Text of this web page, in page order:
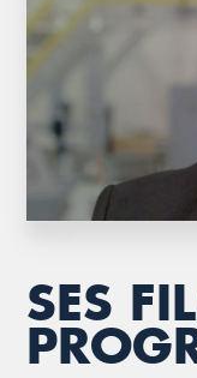
SES